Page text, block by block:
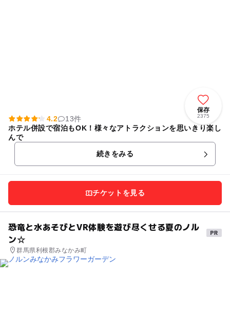
保存
2375
4.2
13件
ホテル併設で宿泊もOK！様々なアトラクションを思いきり楽し
んで
続きをみる
チケットを見る
恐竜と水あそびとVR体験を遊び尽くせる夏のノル
ン☆
群馬県利根郡みなかみ町